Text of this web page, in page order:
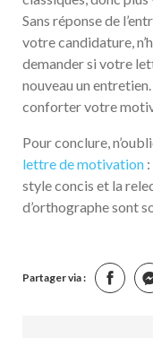
Sans réponse de
votre candidature,
demander si votre
nouveau un
conforter votre
Pour conclure,
lettre de motivation
style concis et la
d’orthographe sont
Partager via :